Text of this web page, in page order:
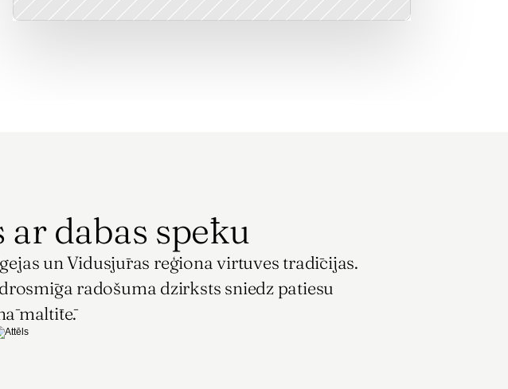
dabas spēku
un Vidusjūras reģiona virtuves tradīcijas.
radošuma dzirksts sniedz patiesu
maltītē.